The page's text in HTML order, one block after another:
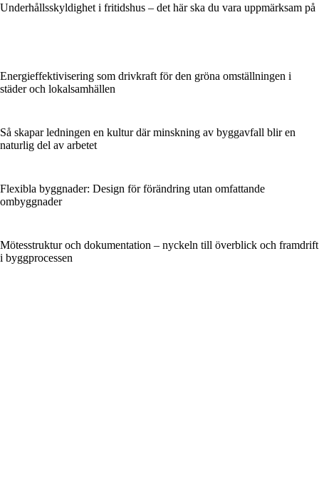
Underhållsskyldighet i fritidshus – det här ska du vara uppmärksam på
Energieffektivisering som drivkraft för den gröna omställningen i
städer och lokalsamhällen
Så skapar ledningen en kultur där minskning av byggavfall blir en
naturlig del av arbetet
Flexibla byggnader: Design för förändring utan omfattande
ombyggnader
Mötesstruktur och dokumentation – nyckeln till överblick och framdrift
i byggprocessen